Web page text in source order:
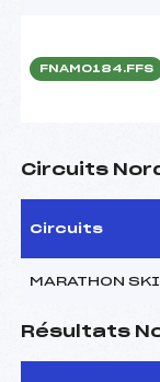
FNAM0184.FFS
Circuits
Circuits
MARATHON
Résultats